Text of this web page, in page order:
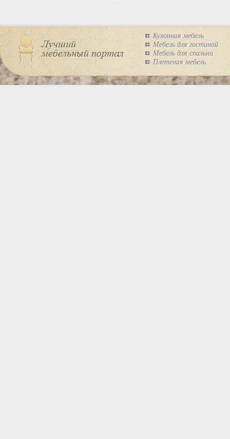
Кухонная мебель
Мебель для гостиной
Мебель для спальни
Плетеная мебель